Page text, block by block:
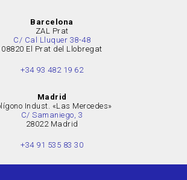
Barcelona
ZAL Prat
C/ Cal Lluquer 38-48
08820 El Prat del Llobregat
+34 93 482 19 62
Madrid
Indust. «Las Mercedes»
C/ Samaniego, 3
28022 Madrid
+34 91 535 83 30